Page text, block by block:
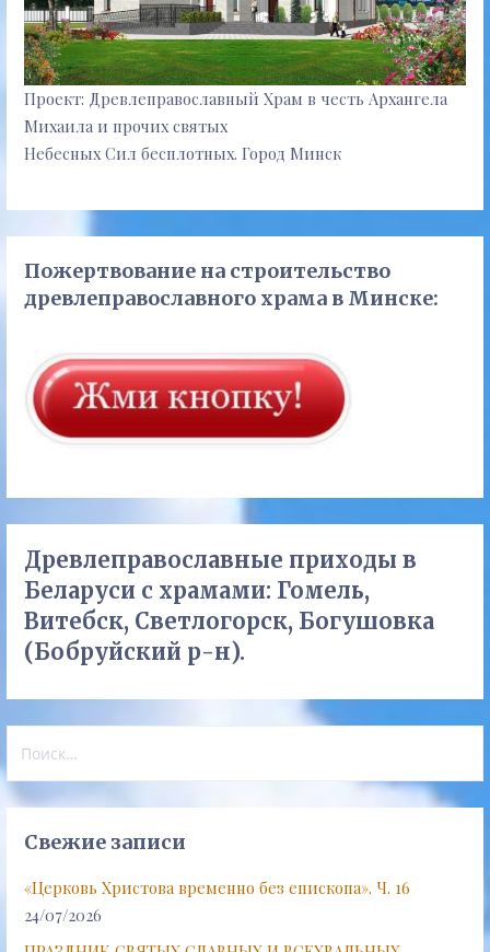
Проект: Древлеправославный Храм в честь Архангела
Михаила и прочих святых
Небесных Сил бесплотных. Город Минск
Пожертвование на строительство
древлеправославного храма в Минске:
Древлеправославные приходы в
Беларуси с храмами: Гомель,
Витебск, Светлогорск, Богушовка
(Бобруйский р-н).
Свежие записи
«Церковь Христова временно без епископа». Ч. 16
24/07/2026